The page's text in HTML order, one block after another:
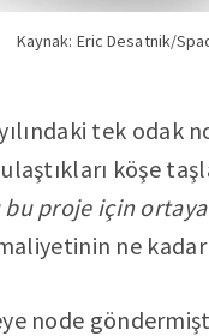
Kaynak: Eric Desatnik/
tek odak
köşe
proje için
ne
node